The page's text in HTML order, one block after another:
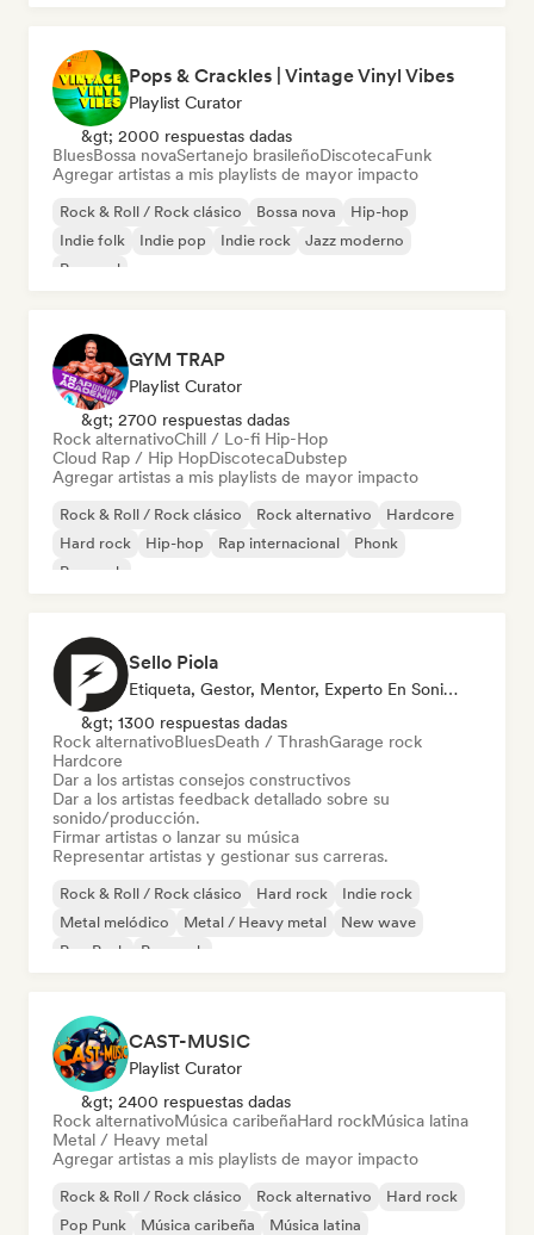
Pops & Crackles | Vintage Vinyl Vibes
Playlist Curator
&gt; 2000 respuestas dadas
BluesBossa novaSertanejo brasileñoDiscotecaFunk
Agregar artistas a mis playlists de mayor impacto
Rock & Roll / Rock clásico Bossa nova
Hip-hop
Indie folk
Indie pop Indie rock
Jazz moderno
Pop soul
GYM TRAP
Playlist Curator
&gt; 2700 respuestas dadas
Rock alternativoChill / Lo-fi Hip-Hop
Cloud Rap / Hip HopDiscotecaDubstep
Agregar artistas a mis playlists de mayor impacto
Rock & Roll / Rock clásico Rock alternativo
Hardcore
Hard rock
Hip-hop Rap internacional
Phonk
Pop rock
Sello Piola
Etiqueta, Gestor, Mentor, Experto En Sonido
&gt; 1300 respuestas dadas
Rock alternativoBluesDeath / ThrashGarage rock
Hardcore
Dar a los artistas consejos constructivos
Dar a los artistas feedback detallado sobre su
sonido/producción.
Firmar artistas o lanzar su música
Representar artistas y gestionar sus carreras.
Rock & Roll / Rock clásico Hard rock
Indie rock
Metal melódico
Metal / Heavy metal
New wave
Pop Punk
Pop rock
CAST-MUSIC
Playlist Curator
&gt; 2400 respuestas dadas
Rock alternativoMúsica caribeñaHard rockMúsica latina
Metal / Heavy metal
Agregar artistas a mis playlists de mayor impacto
Rock & Roll / Rock clásico Rock alternativo
Hard rock
Pop Punk
Música caribeña
Música latina